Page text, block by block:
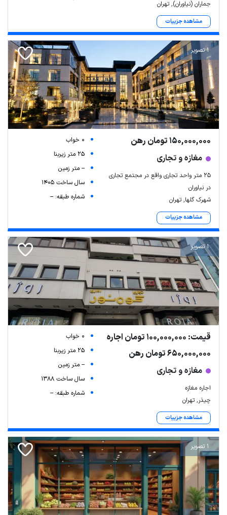
جماران (نیاوران), تهران
مشاهده جزییات
1 تصویر
150,000,000 تومان رهن
مغازه و تجاری
25 متر واحد تجاری واقع در مجتمع تجاری
در نیاوران
شهرک گلها, تهران
مشاهده جزییات
0 خواب
25 متر زیربنا
-- متر زمین
سال ساخت 1405
شماره طبقه: --
1 تصویر
قیمت: 100,000,000 تومان اجاره
650,000,000 تومان رهن
مغازه و تجاری
اجاره مغازه
چیذر, تهران
مشاهده جزییات
0 خواب
25 متر زیربنا
-- متر زمین
سال ساخت 1388
شماره طبقه: --
1 تصویر